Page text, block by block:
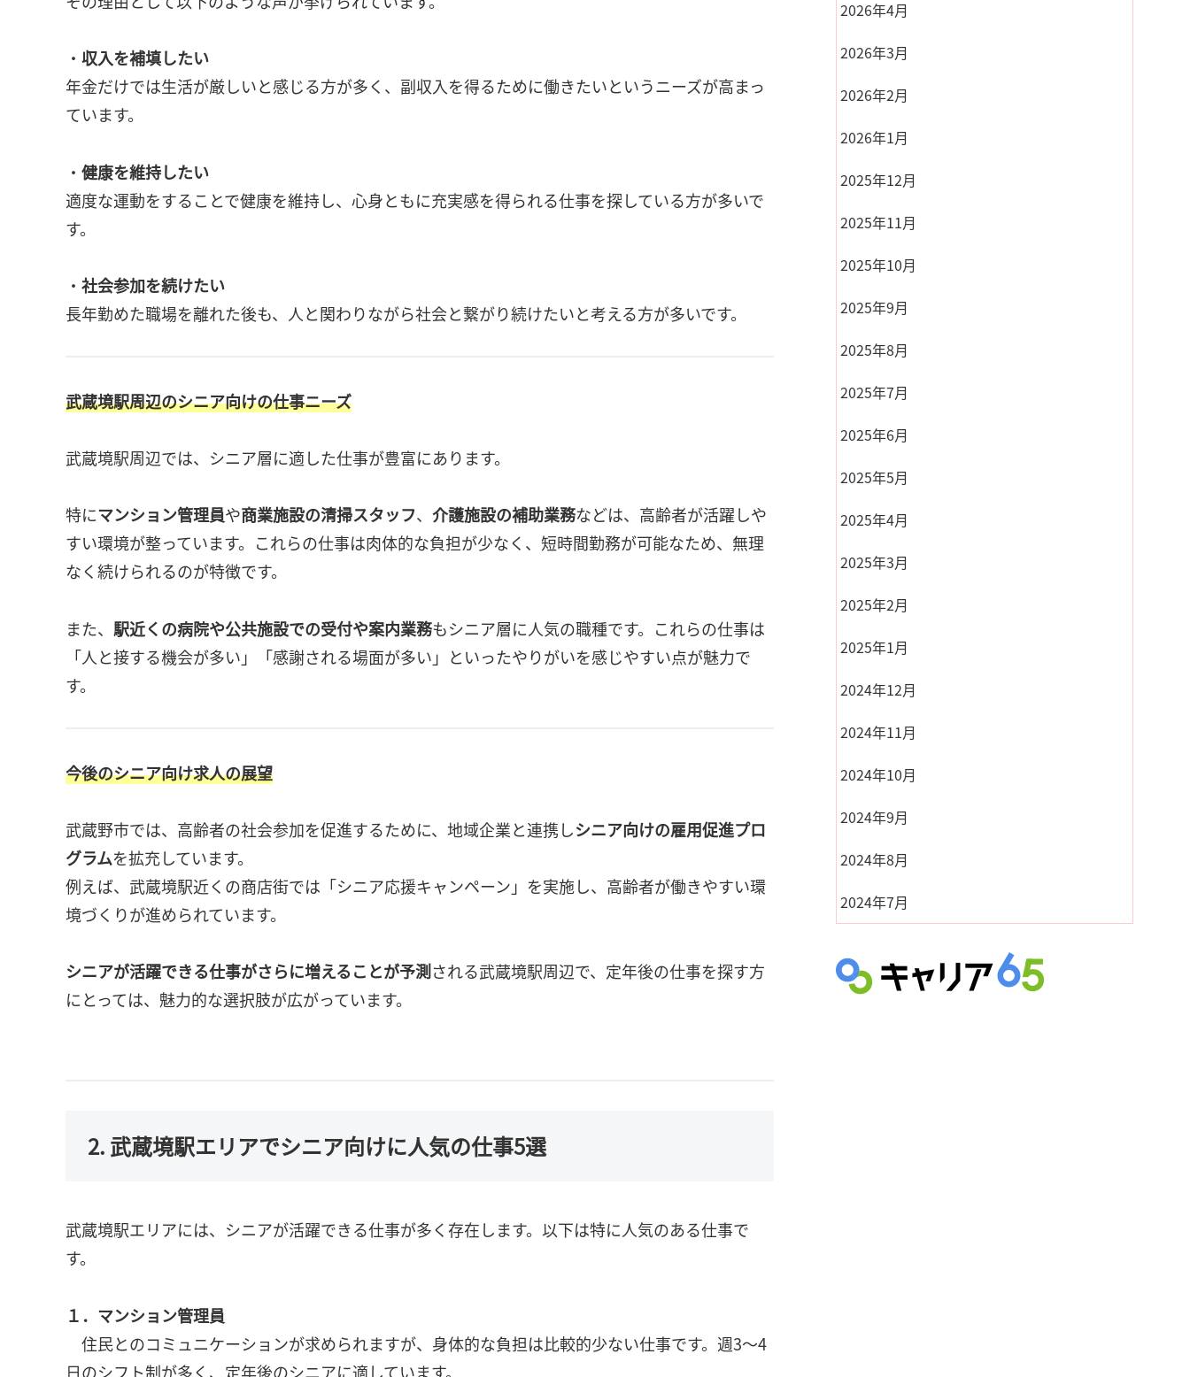
・ 収入を補填したい
年金だけでは生活が厳しいと感じる方が多く、副収入を得るために働きたいというニーズが高まっ
ています。
・ 健康を維持したい
適度な運動をすることで健康を維持し、心身ともに充実感を得られる仕事を探している方が多いで
す。
・ 社会参加を続けたい
長年勤めた職場を離れた後も、人と関わりながら社会と繋がり続けたいと考える方が多いです。
武蔵境駅周辺のシニア向けの仕事ニーズ
武蔵境駅周辺では、シニア層に適した仕事が豊富にあります。
特にマンション管理員や商業施設の清掃スタッフ、 介護施設の補助業務などは、高齢者が活躍しや
すい環境が整っています。これらの仕事は肉体的な負担が少なく、短時間勤務が可能なため、無理
なく続けられるのが特徴です。
また、 駅近くの病院や公共施設での受付や案内業務もシニア層に人気の職種です。これらの仕事は
「人と接する機会が多い」「感謝される場面が多い」といったやりがいを感じやすい点が魅力で
す。
今後のシニア向け求人の展望
武蔵野市では、高齢者の社会参加を促進するために、地域企業と連携しシニア向けの雇用促進プロ
グラムを拡充しています。
例えば、武蔵境駅近くの商店街では「シニア応援キャンペーン」を実施し、高齢者が働きやすい環
境づくりが進められています。
シニアが活躍できる仕事がさらに増えることが予測される武蔵境駅周辺で、定年後の仕事を探す方
にとっては、魅力的な選択肢が広がっています。
2. 武蔵境駅エリアでシニア向けに人気の仕事5選
武蔵境駅エリアには、シニアが活躍できる仕事が多く存在します。以下は特に人気のある仕事で
す。
１．マンション管理員
住民とのコミュニケーションが求められますが、身体的な負担は比較的少ない仕事です。週3～4
日のシフト制が多く、定年後のシニアに適しています。
2026年4月
2026年3月
2026年2月
2026年1月
2025年12月
2025年11月
2025年10月
2025年9月
2025年8月
2025年7月
2025年6月
2025年5月
2025年4月
2025年3月
2025年2月
2025年1月
2024年12月
2024年11月
2024年10月
2024年9月
2024年8月
2024年7月